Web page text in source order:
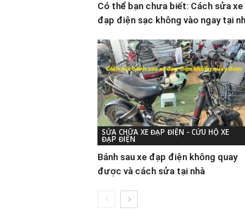
Có thể bạn chưa biết: Cách sửa xe
đạp điện sạc không vào ngay tại
SỬA CHỮA XE ĐẠP ĐIỆN - CỨU HỘ XE
ĐẠP ĐIỆN
Bánh sau xe đạp điện không quay
được và cách sửa tại nhà